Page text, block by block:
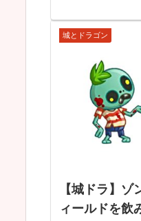
城とドラゴン
【城ドラ】
ィールドを飲